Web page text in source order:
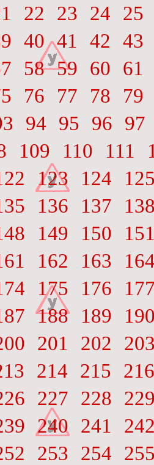
22 23 24
25
40 41 42
43
58 59 60
61
76 77 78
79
94 95 96
97
109 110 111
123 124
136 137
149 150
162 163
175 176
188 189
201 202
214 215
216
227 228
240 241
253 254